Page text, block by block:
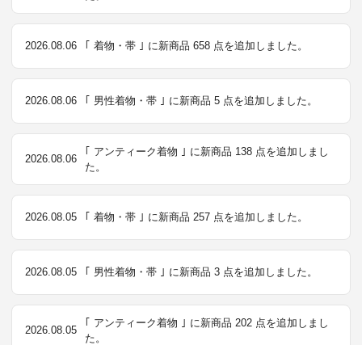
2026.08.06 ｢ 着物・帯 ｣ に新商品 658 点を追加しました。
2026.08.06 ｢ 男性着物・帯 ｣ に新商品 5 点を追加しました。
2026.08.06
｢ アンティーク着物 ｣ に新商品 138 点を追加しまし
た。
2026.08.05 ｢ 着物・帯 ｣ に新商品 257 点を追加しました。
2026.08.05 ｢ 男性着物・帯 ｣ に新商品 3 点を追加しました。
2026.08.05
｢ アンティーク着物 ｣ に新商品 202 点を追加しまし
た。